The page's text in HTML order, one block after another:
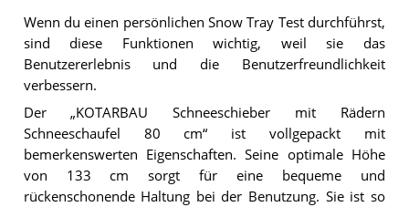
Wenn du einen persönlichen Snow Tray Test durchführst,
sind diese Funktionen wichtig, weil sie das
Benutzererlebnis und die Benutzerfreundlichkeit
verbessern.
Der „KOTARBAU Schneeschieber mit Rädern
Schneeschaufel 80 cm“ ist vollgepackt mit
bemerkenswerten Eigenschaften. Seine optimale Höhe
von 133 cm sorgt für eine bequeme und
rückenschonende Haltung bei der Benutzung. Sie ist so